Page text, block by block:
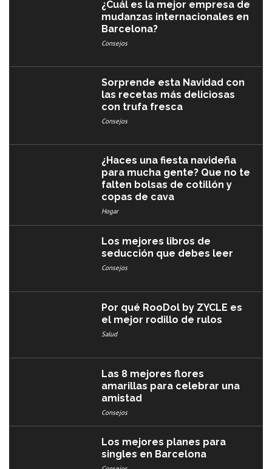
¿Cuál es la mejor empresa de
mudanzas internacionales en
Barcelona?
Consejos
Sorprende esta Navidad con
las recetas más deliciosas
con trufa fresca
Consejos
¿Haces una fiesta navideña
para mucha gente? Que no te
falten bolsas de cotillón y
copas de cava
Hogar
Los mejores libros de
seducción que debes leer
Consejos
Por qué RooDol by ZYCLE es
el mejor rodillo de rulos
Salud
Las 8 mejores flores
amarillas para celebrar una
amistad
Consejos
Los mejores planes para
singles en Barcelona